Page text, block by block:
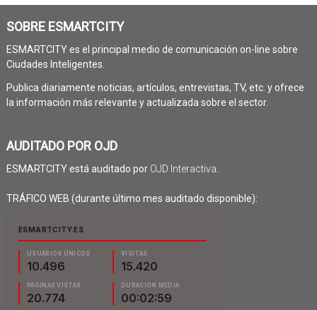
SOBRE ESMARTCITY
ESMARTCITY es el principal medio de comunicación on-line sobre
Ciudades Inteligentes.
Publica diariamente noticias, artículos, entrevistas, TV, etc. y ofrece
la información más relevante y actualizada sobre el sector.
AUDITADO POR OJD
ESMARTCITY está auditado por OJD Interactiva.
TRÁFICO WEB (durante último mes auditado disponible):